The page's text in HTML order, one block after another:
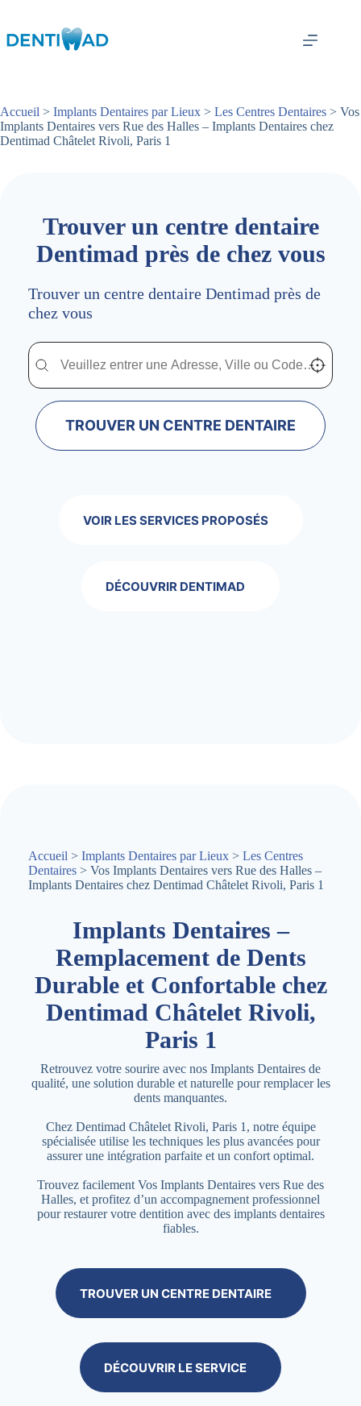
contenu
Accueil > Implants Dentaires par Lieux > Les Centres Dentaires > Vos
Implants Dentaires vers Rue des Halles – Implants Dentaires chez
Dentimad Châtelet Rivoli, Paris 1
Trouver un centre dentaire
Dentimad près de chez vous
Trouver un centre dentaire Dentimad près de
chez vous
Trouver un centre dentaire Dentimad près de
Trouver un centre dentaire Dentimad près de chez vous Localisez-
TROUVER UN CENTRE DENTAIRE
VOIR LES SERVICES PROPOSÉS
DÉCOUVRIR DENTIMAD
Accueil > Implants Dentaires par Lieux > Les Centres
Dentaires > Vos Implants Dentaires vers Rue des Halles –
Implants Dentaires chez Dentimad Châtelet Rivoli, Paris 1
Implants Dentaires –
Remplacement de Dents
Durable et Confortable chez
Dentimad Châtelet Rivoli,
Paris 1
Retrouvez votre sourire avec nos Implants Dentaires de
qualité, une solution durable et naturelle pour remplacer les
dents manquantes.
Chez Dentimad Châtelet Rivoli, Paris 1, notre équipe
spécialisée utilise les techniques les plus avancées pour
assurer une intégration parfaite et un confort optimal.
Trouvez facilement Vos Implants Dentaires vers Rue des
Halles, et profitez d’un accompagnement professionnel
pour restaurer votre dentition avec des implants dentaires
fiables.
TROUVER UN CENTRE DENTAIRE
DÉCOUVRIR LE SERVICE